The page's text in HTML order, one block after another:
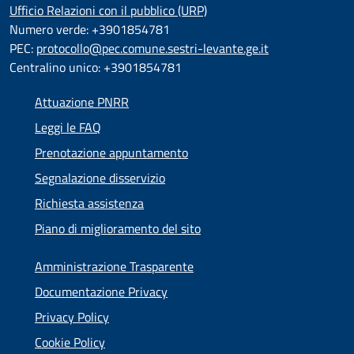
Ufficio Relazioni con il pubblico (URP)
Numero verde: +3901854781
PEC: protocollo@pec.comune.sestri-levante.ge.it
Centralino unico: +3901854781
Attuazione PNRR
Leggi le FAQ
Prenotazione appuntamento
Segnalazione disservizio
Richiesta assistenza
Piano di miglioramento del sito
Amministrazione Trasparente
Documentazione Privacy
Privacy Policy
Cookie Policy